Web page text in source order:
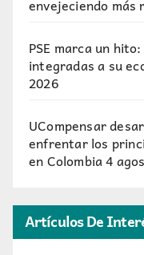
envejeciendo más
PSE marca un
integradas a su
2026
UCompensar
enfrentar los
en Colombia4
Artículos De